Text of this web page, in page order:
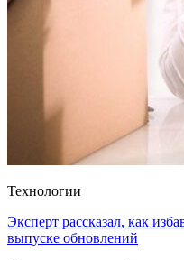
Технологии
Эксперт рассказал, как
выпуске обновлений